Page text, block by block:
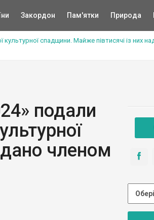
Закордон Пам'ятки Природа
культурної спадщини. Майже півтисячі із них
подали
членом